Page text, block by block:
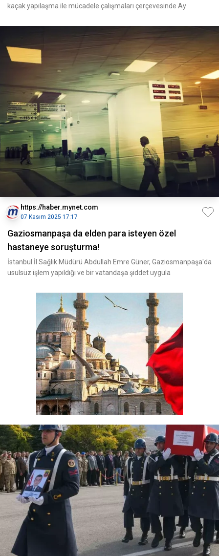
kaçak yapılaşma ile mücadele çalışmaları çerçevesinde Ay
https://haber.mynet.com
07 Kasım 2025 17:17
Gaziosmanpaşa da elden para isteyen özel
hastaneye soruşturma!
İstanbul İl Sağlık Müdürü Abdullah Emre Güner, Gaziosmanpaşa'da
usulsüz işlem yapıldığı ve bir vatandaşa şiddet uygula